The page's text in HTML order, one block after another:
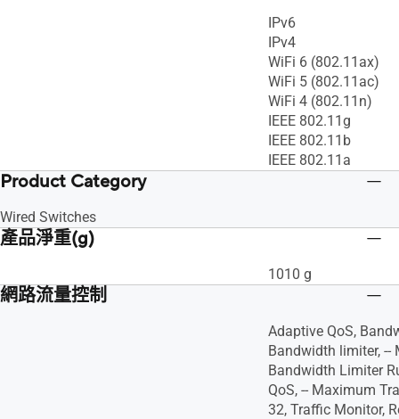
IPv6
IPv4
WiFi 6 (802.11ax)
WiFi 5 (802.11ac)
WiFi 4 (802.11n)
IEEE 802.11g
IEEE 802.11b
IEEE 802.11a
Product Category
Wired Switches
產品淨重(g)
1010 g
網路流量控制
Adaptive QoS,
Bandwidth limiter, --
Bandwidth Limiter
QoS, -- Maximum
32, Traffic Monitor,